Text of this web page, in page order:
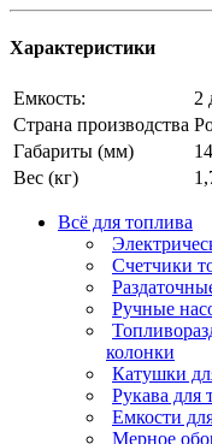
Характеристики
Емкость:
2
Страна производства
Габариты (мм)
Вес (кг)
Всё для топлива
Счетчики
Ручные
колонки
Катушки
Рукава для
Емкости
Мерное